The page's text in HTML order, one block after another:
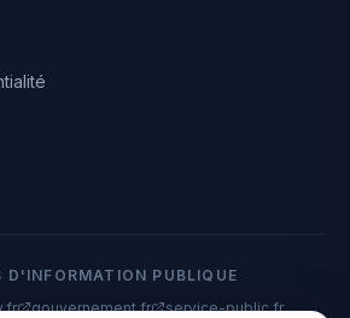
D'INFORMATION PUBLIQUE
gouvernement.fr
service-public.fr